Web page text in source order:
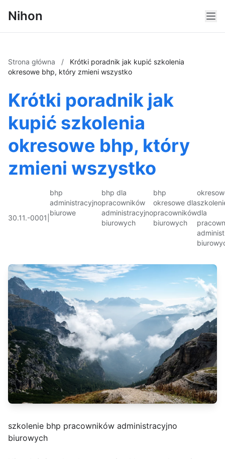
Nihon
Strona główna /
Krótki poradnik jak kupić szkolenia
okresowe bhp, który zmieni wszystko
Krótki poradnik jak
kupić szkolenia
okresowe bhp, który
zmieni wszystko
30.11.-0001
bhp
administracyjno
biurowe
bhp dla
pracowników
administracyjno
biurowych
bhp
okresowe dla
pracowników
biurowych
dla
szkolenie bhp pracowników administracyjno
biurowych